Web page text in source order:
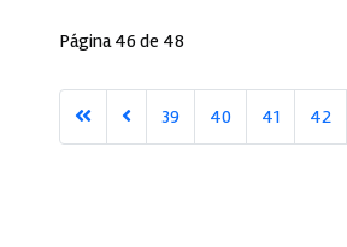
Página 46 de 48
39 40 41 42